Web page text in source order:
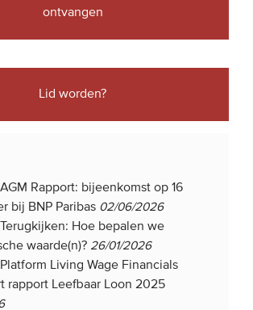
ontvangen
Lid worden?
AGM Rapport: bijeenkomst op 16
bij BNP Paribas 02/06/2026
Terugkijken: Hoe bepalen we
waarde(n)? 26/01/2026
Platform Living Wage Financials
rapport Leefbaar Loon 2025